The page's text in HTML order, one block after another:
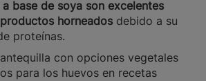
base de soya son excelentes
horneados debido a su
proteínas.
con opciones vegetales
para los huevos en recetas